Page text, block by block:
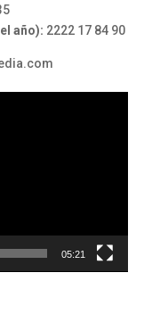
año): 2222 17 84 90
05:21